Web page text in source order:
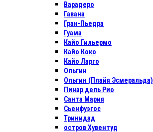
Варадеро
Гавана
Гран-Пьедра
Гуама
Кайо Гильермо
Кайо Коко
Кайо Ларго
Ольгин
Ольгин (Плайя Эсмеральда)
Пинар дель Рио
Санта Мария
Сьенфуэгос
Тринидад
остров Хувентуд